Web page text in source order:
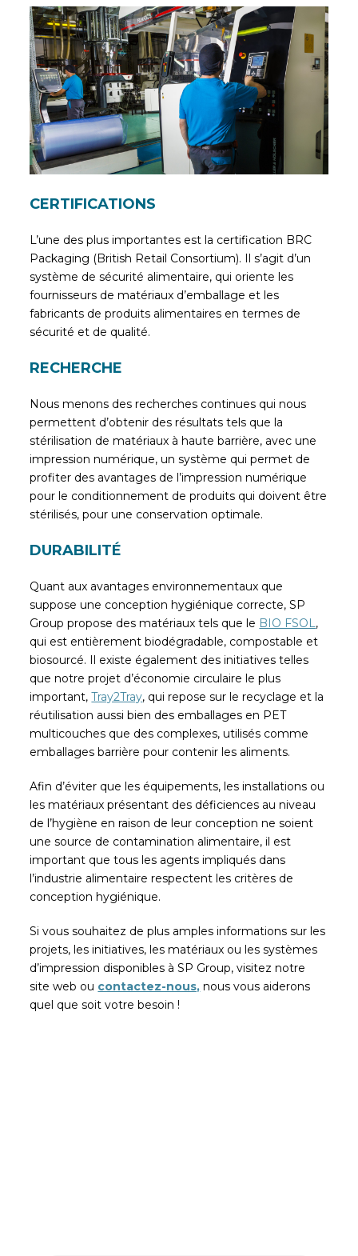
CERTIFICATIONS
L’une des plus importantes est la certification BRC
Packaging (British Retail Consortium). Il s’agit d’un
système de sécurité alimentaire, qui oriente les
fournisseurs de matériaux d’emballage et les
fabricants de produits alimentaires en termes de
sécurité et de qualité.
RECHERCHE
Nous menons des recherches continues qui nous
permettent d’obtenir des résultats tels que la
stérilisation de matériaux à haute barrière, avec une
impression numérique, un système qui permet de
profiter des avantages de l’impression numérique
pour le conditionnement de produits qui doivent être
stérilisés, pour une conservation optimale.
DURABILITÉ
Quant aux avantages environnementaux que
suppose une conception hygiénique correcte, SP
Group propose des matériaux tels que le BIO FSOL,
qui est entièrement biodégradable, compostable et
biosourcé. Il existe également des initiatives telles
que notre projet d’économie circulaire le plus
important,Tray2Tray, qui repose sur le recyclage et la
réutilisation aussi bien des emballages en PET
multicouches que des complexes, utilisés comme
emballages barrière pour contenir les aliments.
Afin d’éviter que les équipements, les installations ou
les matériaux présentant des déficiences au niveau
de l’hygiène en raison de leur conception ne soient
une source de contamination alimentaire, il est
important que tous les agents impliqués dans
l’industrie alimentaire respectent les critères de
conception hygiénique.
Si vous souhaitez de plus amples informations sur les
projets, les initiatives, les matériaux ou les systèmes
d’impression disponibles à SP Group, visitez notre
site web ou contactez-nous, nous vous aiderons
quel que soit votre besoin !